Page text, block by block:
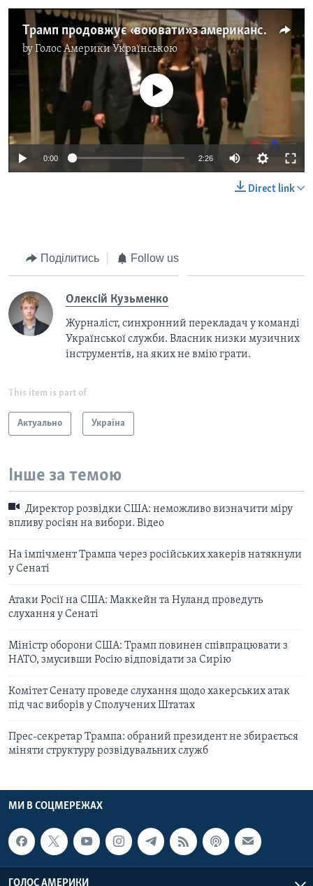
Трамп продовжує «воювати» з американською розвідкою з приводу причетності росіян до хакерських атак. Відео
byГолос Америки Українською
No media source currently available
0:00 2:26
Direct link
Поділитись Follow us
Олексій Кузьменко
Журналіст, синхронний перекладач у команді
Української служби. Власник низки музичних
інструментів, на яких не вмію грати.
This item is part of
Актуально Україна
Інше за темою
Директор розвідки США: неможливо визначити міру
впливу росіян на вибори. Відео
На імпічмент Трампа через російських хакерів натякнули
у Сенаті
Атаки Росії на США: Маккейн та Нуланд проведуть
слухання у Сенаті
Міністр оборони США: Трамп повинен співпрацювати з
НАТО, змусивши Росію відповідати за Сирію
Комітет Сенату проведе слухання щодо хакерських атак
під час виборів у Сполучених Штатах
Прес-секретар Трампа: обраний президент не збирається
міняти структуру розвідувальних служб
МИ В СОЦМЕРЕЖАХ
ГОЛОС АМЕРИКИ